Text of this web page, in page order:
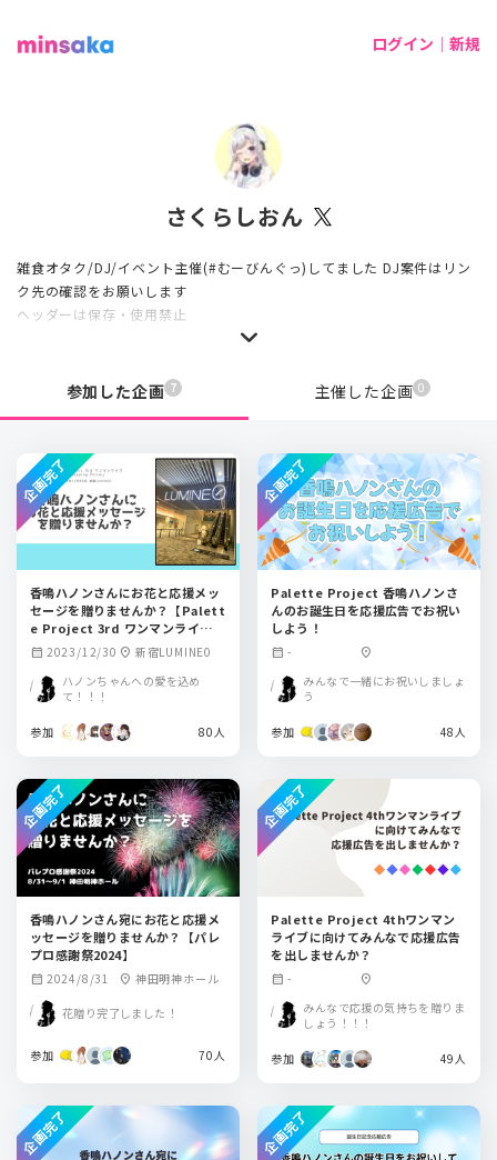
ログイン｜新規
さくらしおん
雑食オタク/DJ/イベント主催(#むーびんぐっ)してました DJ案件はリン
ク先の確認をお願いします
ヘッダーは保存・使用禁止
参加した企画 7 主催した企画 0
香鳴ハノンさんにお花と応援メッ
セージを贈りませんか？【Palett
e Project 3rd ワンマンライブ
「Stepping Prism」】
calendar_month 2023/12/30 location_on 新宿LUMINE0
ハノンちゃんへの愛を込め
て！！！
参加 80人
企画完了
Palette Project 香鳴ハノンさ
んのお誕生日を応援広告でお祝い
しよう！
calendar_month - location_on
みんなで一緒にお祝いしましょ
う
参加 48人
企画完了
香鳴ハノンさん宛にお花と応援メ
ッセージを贈りませんか？【パレ
プロ感謝祭2024】
calendar_month 2024/8/31 location_on 神田明神ホール
花贈り完了しました！
参加 70人
企画完了
Palette Project 4thワンマン
ライブに向けてみんなで応援広告
を出しませんか？
calendar_month - location_on
みんなで応援の気持ちを贈りま
しょう！！！
参加 49人
企画完了
企画完了 企画完了